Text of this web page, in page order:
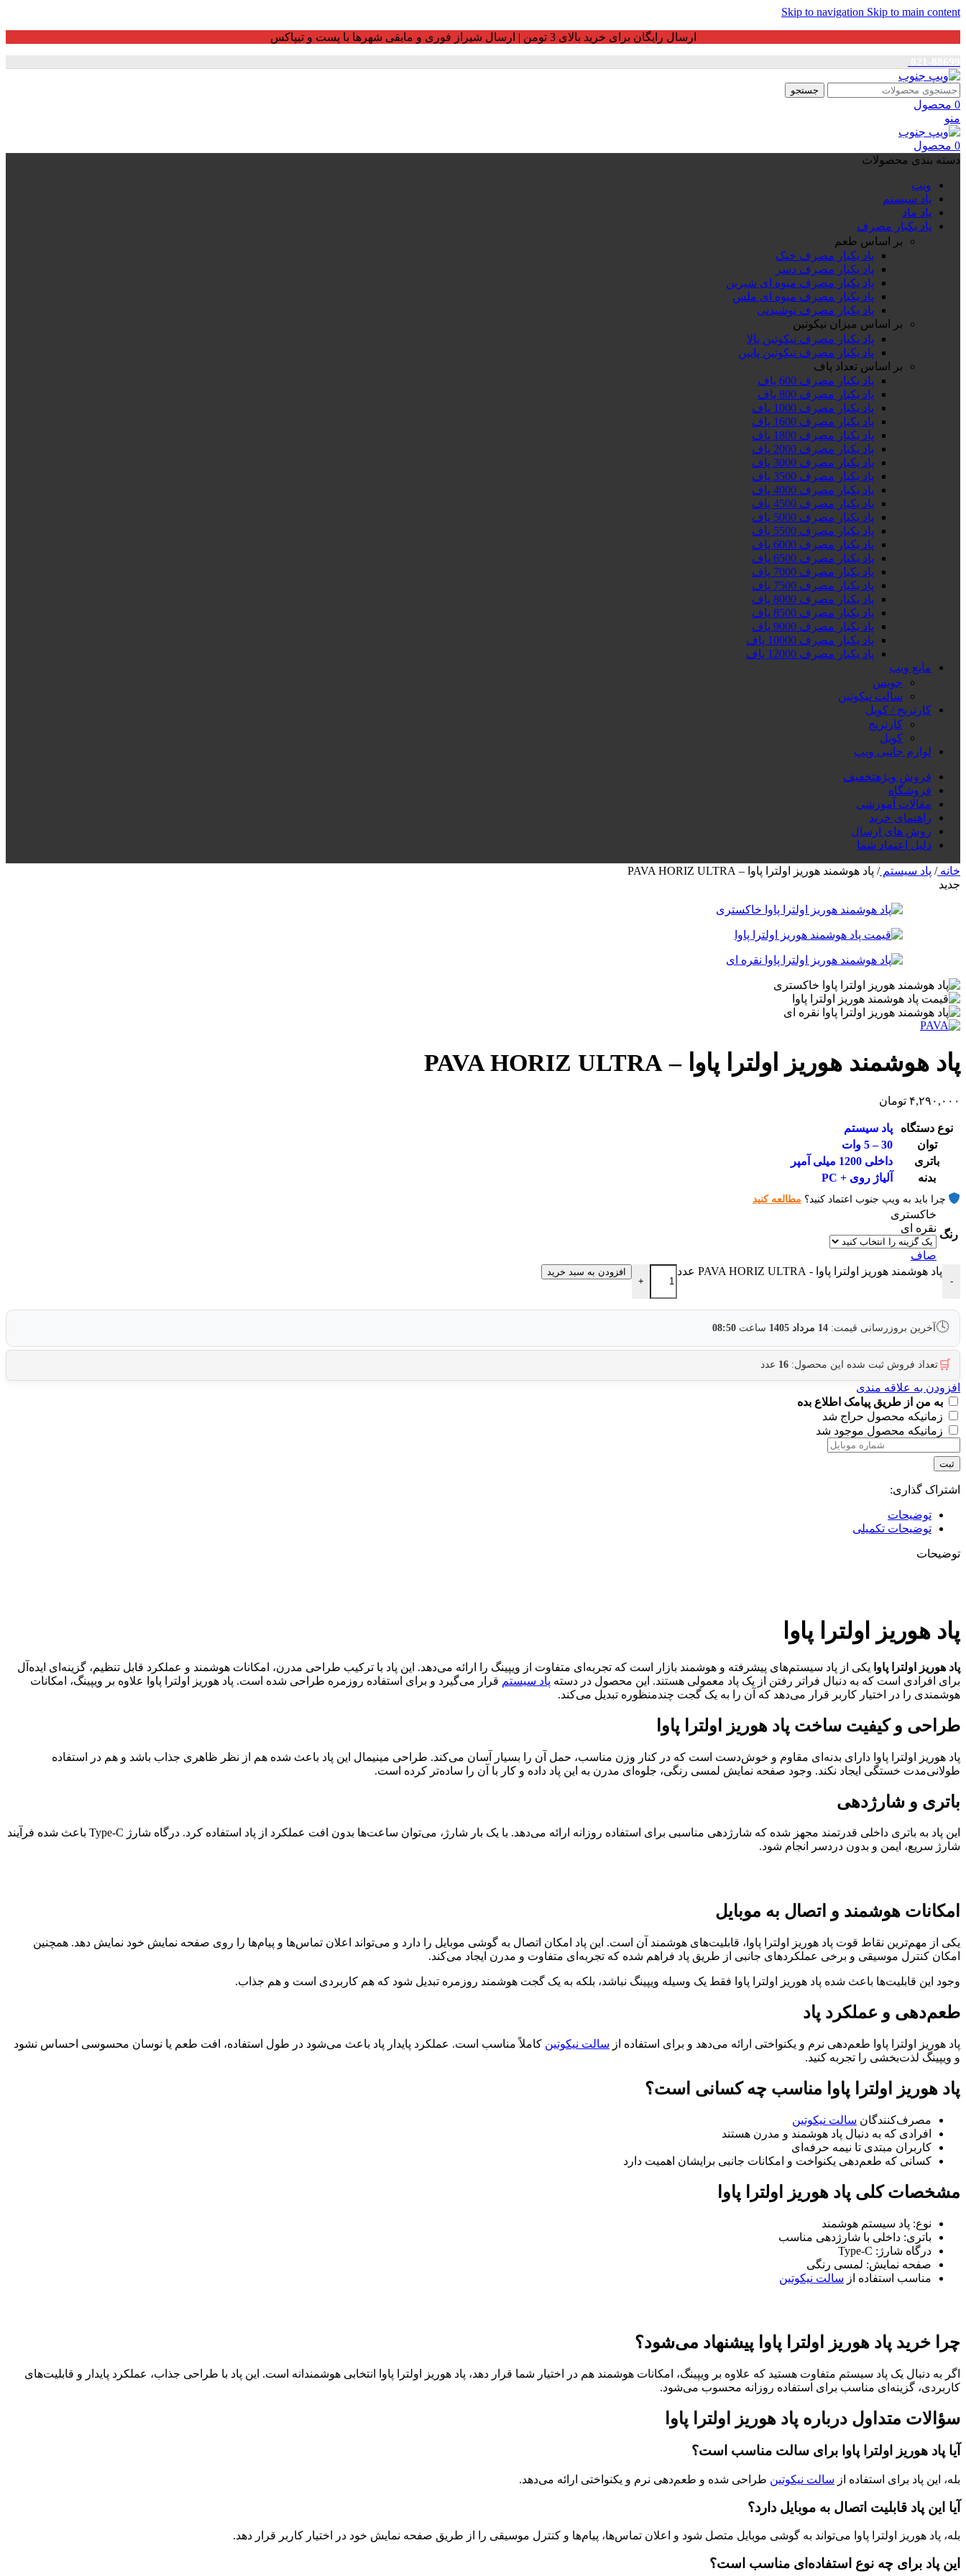
Skip to navigation Skip to main content
ارسال رایگان برای خرید بالای 3 تومن | ارسال شیراز فوری و مابقی شهرها با پست و تیپاکس
جستجو
0 محصول
منو
0 محصول
دسته بندی محصولات
ویپ
پاد سیستم
پاد ماد
پاد یکبار مصرف
بر اساس طعم
پاد یکبار مصرف خنک
پاد یکبار مصرف دسر
پاد یکبار مصرف میوه ای شیرین
پاد یکبار مصرف میوه ای ملس
پاد یکبار مصرف نوشیدنی
بر اساس میزان نیکوتین
پاد یکبار مصرف نیکوتین بالا
پاد یکبار مصرف نیکوتین پایین
بر اساس تعداد پاف
پاد یکبار مصرف 600 پاف
پاد یکبار مصرف 800 پاف
پاد یکبار مصرف 1000 پاف
پاد یکبار مصرف 1600 پاف
پاد یکبار مصرف 1800 پاف
پاد یکبار مصرف 2000 پاف
پاد یکبار مصرف 3000 پاف
پاد یکبار مصرف 3500 پاف
پاد یکبار مصرف 4000 پاف
پاد یکبار مصرف 4500 پاف
پاد یکبار مصرف 5000 پاف
پاد یکبار مصرف 5500 پاف
پاد یکبار مصرف 6000 پاف
پاد یکبار مصرف 6500 پاف
پاد یکبار مصرف 7000 پاف
پاد یکبار مصرف 7500 پاف
پاد یکبار مصرف 8000 پاف
پاد یکبار مصرف 8500 پاف
پاد یکبار مصرف 9000 پاف
پاد یکبار مصرف 10000 پاف
پاد یکبار مصرف 12000 پاف
مایع ویپ
جویس
سالت نیکوتین
کارتریج / کویل
کارتریج
کویل
لوازم جانبی ویپ
فروش ویژهتخفیف
فروشگاه
مقالات آموزشی
راهنمای خرید
روش های ارسال
دلیل اعتماد شما
خانه/ پاد سیستم/ پاد هوشمند هوریز اولترا پاوا – PAVA HORIZ ULTRA
جدید
پاد هوشمند هوریز اولترا پاوا – PAVA HORIZ ULTRA
۴,۲۹۰,۰۰۰ تومان
نوع دستگاه
پاد سیستم
توان
30 – 5 وات
باتری
داخلی 1200 میلی آمپر
بدنه
آلیاژ روی + PC
چرا باید به ویپ جنوب اعتماد کنید؟ مطالعه کنید
رنگ
خاکستری
نقره ای
صاف
-
پاد هوشمند هوریز اولترا پاوا - PAVA HORIZ ULTRA عدد
+
افزودن به سبد خرید
🕓 آخرین بروزرسانی قیمت: 14 مرداد 1405 ساعت 08:50
🛒 تعداد فروش ثبت شده این محصول: 16 عدد
افزودن به علاقه مندی
به من از طریق پیامک اطلاع بده
زمانیکه محصول حراج شد
زمانیکه محصول موجود شد
ثبت
اشتراک گذاری:
توضیحات
توضیحات تکمیلی
توضیحات
پاد هوریز اولترا پاوا
پاد هوریز اولترا پاوا یکی از پاد سیستم‌های پیشرفته و هوشمند بازار است که تجربه‌ای متفاوت از ویپینگ را ارائه می‌دهد. این پاد با ترکیب طراحی مدرن، امکانات هوشمند و عملکرد قابل تنظیم، گزینه‌ای ایده‌آل
برای افرادی است که به دنبال فراتر رفتن از یک پاد معمولی هستند. این محصول در دسته پاد سیستم قرار می‌گیرد و برای استفاده روزمره طراحی شده است. پاد هوریز اولترا پاوا علاوه بر ویپینگ، امکانات
هوشمندی را در اختیار کاربر قرار می‌دهد که آن را به یک گجت چندمنظوره تبدیل می‌کند.
طراحی و کیفیت ساخت پاد هوریز اولترا پاوا
پاد هوریز اولترا پاوا دارای بدنه‌ای مقاوم و خوش‌دست است که در کنار وزن مناسب، حمل آن را بسیار آسان می‌کند. طراحی مینیمال این پاد باعث شده هم از نظر ظاهری جذاب باشد و هم در استفاده
طولانی‌مدت خستگی ایجاد نکند. وجود صفحه نمایش لمسی رنگی، جلوه‌ای مدرن به این پاد داده و کار با آن را ساده‌تر کرده است.
باتری و شارژدهی
این پاد به باتری داخلی قدرتمند مجهز شده که شارژدهی مناسبی برای استفاده روزانه ارائه می‌دهد. با یک بار شارژ، می‌توان ساعت‌ها بدون افت عملکرد از پاد استفاده کرد. درگاه شارژ Type-C باعث شده فرآیند
شارژ سریع، ایمن و بدون دردسر انجام شود.
امکانات هوشمند و اتصال به موبایل
یکی از مهم‌ترین نقاط قوت پاد هوریز اولترا پاوا، قابلیت‌های هوشمند آن است. این پاد امکان اتصال به گوشی موبایل را دارد و می‌تواند اعلان تماس‌ها و پیام‌ها را روی صفحه نمایش خود نمایش دهد. همچنین
امکان کنترل موسیقی و برخی عملکردهای جانبی از طریق پاد فراهم شده که تجربه‌ای متفاوت و مدرن ایجاد می‌کند.
وجود این قابلیت‌ها باعث شده پاد هوریز اولترا پاوا فقط یک وسیله ویپینگ نباشد، بلکه به یک گجت هوشمند روزمره تبدیل شود که هم کاربردی است و هم جذاب.
طعم‌دهی و عملکرد پاد
پاد هوریز اولترا پاوا طعم‌دهی نرم و یکنواختی ارائه می‌دهد و برای استفاده از سالت نیکوتین کاملاً مناسب است. عملکرد پایدار پاد باعث می‌شود در طول استفاده، افت طعم یا نوسان محسوسی احساس نشود
و ویپینگ لذت‌بخشی را تجربه کنید.
پاد هوریز اولترا پاوا مناسب چه کسانی است؟
مصرف‌کنندگان سالت نیکوتین
افرادی که به دنبال پاد هوشمند و مدرن هستند
کاربران مبتدی تا نیمه‌ حرفه‌ای
کسانی که طعم‌دهی یکنواخت و امکانات جانبی برایشان اهمیت دارد
مشخصات کلی پاد هوریز اولترا پاوا
نوع: پاد سیستم هوشمند
باتری: داخلی با شارژدهی مناسب
درگاه شارژ: Type-C
صفحه نمایش: لمسی رنگی
مناسب استفاده از سالت نیکوتین
چرا خرید پاد هوریز اولترا پاوا پیشنهاد می‌شود؟
اگر به دنبال یک پاد سیستم متفاوت هستید که علاوه بر ویپینگ، امکانات هوشمند هم در اختیار شما قرار دهد، پاد هوریز اولترا پاوا انتخابی هوشمندانه است. این پاد با طراحی جذاب، عملکرد پایدار و قابلیت‌های
کاربردی، گزینه‌ای مناسب برای استفاده روزانه محسوب می‌شود.
سؤالات متداول درباره پاد هوریز اولترا پاوا
آیا پاد هوریز اولترا پاوا برای سالت مناسب است؟
بله، این پاد برای استفاده از سالت نیکوتین طراحی شده و طعم‌دهی نرم و یکنواختی ارائه می‌دهد.
آیا این پاد قابلیت اتصال به موبایل دارد؟
بله، پاد هوریز اولترا پاوا می‌تواند به گوشی موبایل متصل شود و اعلان تماس‌ها، پیام‌ها و کنترل موسیقی را از طریق صفحه نمایش خود در اختیار کاربر قرار دهد.
این پاد برای چه نوع استفاده‌ای مناسب است؟